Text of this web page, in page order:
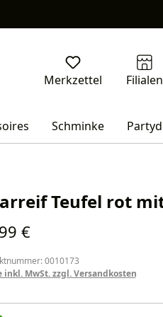
Schminke
Teufel rot
Preis:
€
0010173
inkl. MwSt. zzgl. Versandkosten